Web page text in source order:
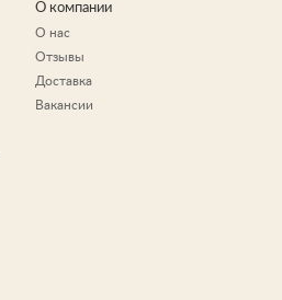
О компании
О нас
Отзывы
Доставка
Вакансии